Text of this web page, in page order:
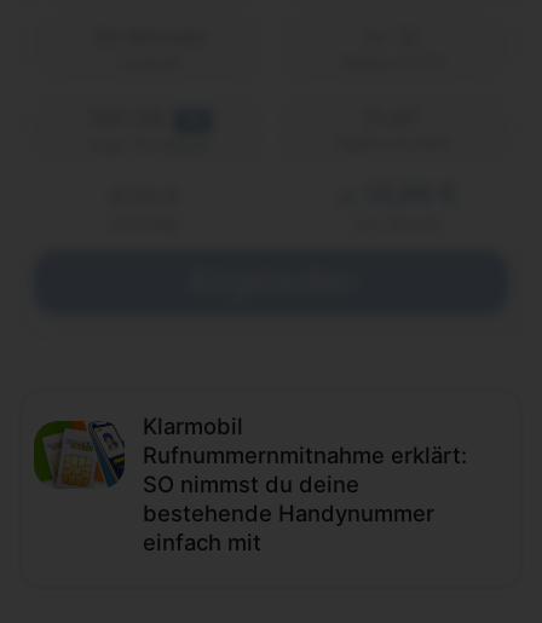
Klarmobil
Rufnummernmitnahme erklärt:
SO nimmst du deine
bestehende Handynummer
einfach mit